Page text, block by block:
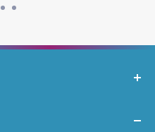
internacionais de